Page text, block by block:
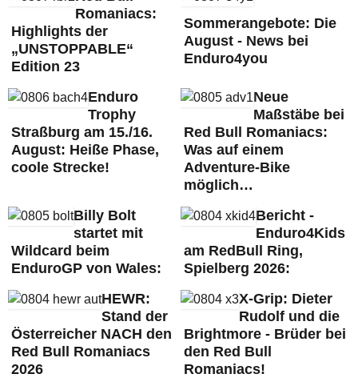
Romaniacs:
Highlights der
„UNSTOPPABLE“
Edition 23
Sommerangebote: Die
August - News bei
Enduro4you
Enduro
Trophy
Straßburg am 15./16.
August: Heiße Phase,
coole Strecke!
Neue
Maßstäbe bei
Red Bull Romaniacs:
Was auf einem
Adventure-Bike
möglich…
Billy Bolt
startet mit
Wildcard beim
EnduroGP von Wales:
Bericht -
Enduro4Kids
am RedBull Ring,
Spielberg 2026:
HEWR:
Stand der
Österreicher NACH den
Red Bull Romaniacs
2026
X-Grip: Dieter
Rudolf und die
Brightmore - Brüder bei
den Red Bull
Romaniacs!